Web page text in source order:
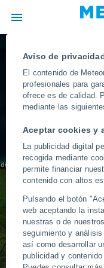
Aviso de privacidad
El contenido de
profesionales para
ofrece es de calidad.
mediante las
Aceptar cookies y
La publicidad digital
recogida mediante
permite financiar
contenido con altos
Pulsando el botón
web aceptando la
nuestras o de
seguimiento y
así como desarrollar
publicidad y
GUATEMALA
San
BELICE
Mérida
Campeche
Carmen